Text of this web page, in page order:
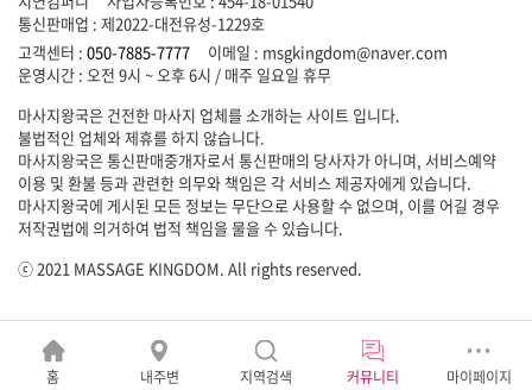
홈 내주변 지역검색 커뮤니티 마이페이지
통신판매업 : 제2022-대전유성-1229호
고객센터 : 050-7885-7777 이메일 : msgkingdom@naver.com
마사지왕국은 건전한 마사지 업체를 소개하는 사이트 입니다.
불법적인 업체와 제휴를 하지 않습니다.
마사지왕국은 통신판매중개자로서 통신판매의 당사자가 아니며, 서비스예약
이용 및 환불 등과 관련한 의무와 책임은 각 서비스 제공자에게 있습니다.
마사지왕국에 게시된 모든 정보는 무단으로 사용할 수 없으며, 이를 어길 경우
저작권법에 의거하여 법적 책임을 물을 수 있습니다.
ⓒ 2021 MASSAGE KINGDOM. All rights reserved.